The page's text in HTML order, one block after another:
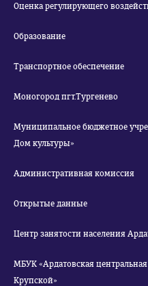
Оценка регулирующего
Образование
Транспортное обеспечение
Моногород пгт.Тургенево
Муниципальное бюджетное учреждение
Дом культуры»
Административная комиссия
Открытые данные
Центр занятости населения
МБУК «Ардатовская
Крупской»